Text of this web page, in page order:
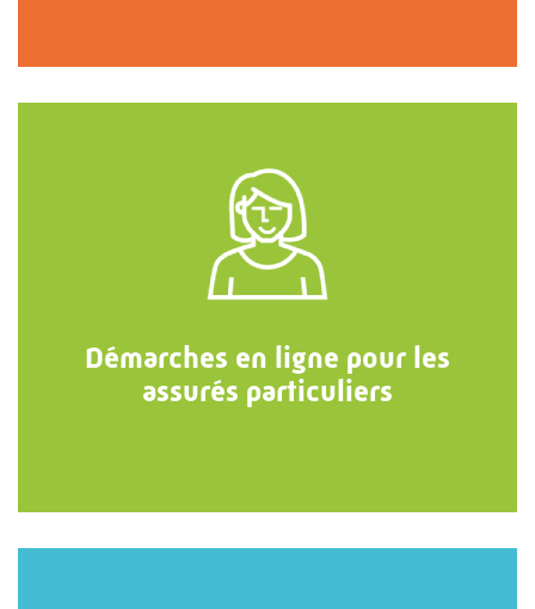
Démarches en ligne pour les
assurés particuliers